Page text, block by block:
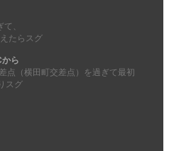
、
たらスグ
ら
点（横田町交差点）を過ぎて最初
スグ